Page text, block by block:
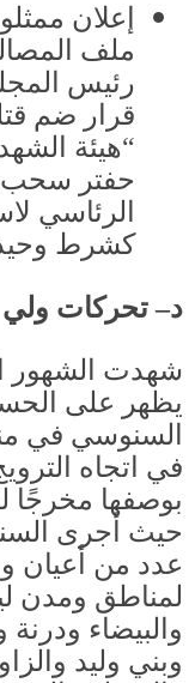
إعلان
ملف
رئيس
قرار ضم
“هيئة
حفتر سحب
الرئاسي
كشرط وحيد
د– تحركات ولي
شهدت الشهور
يظهر على
السنوسي في
في اتجاه
بوصفها مخرجًا
حيث أجرى
عدد من أعيان
لمناطق ومدن
والبيضاء
وبني وليد